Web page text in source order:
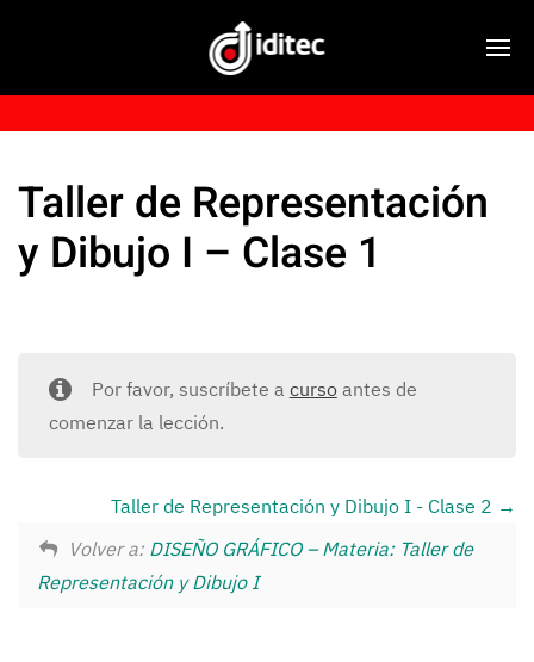
Taller de Representación
y Dibujo I – Clase 1
Por favor, suscríbete a cursoantes de
comenzar la lección.
Taller de Representación y Dibujo I - Clase 2
Volver a: DISEÑO GRÁFICO – Materia: Taller de
Representación y Dibujo I